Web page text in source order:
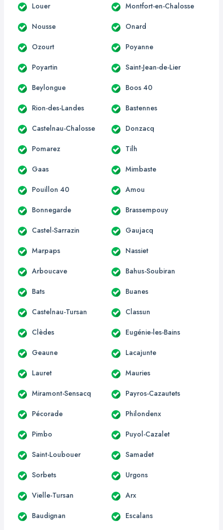
Louer Montfort-en-Chalosse
Nousse Onard
Ozourt Poyanne
Poyartin Saint-Jean-de-Lier
Beylongue Boos 40
Rion-des-Landes Bastennes
Castelnau-Chalosse Donzacq
Pomarez Tilh
Gaas Mimbaste
Pouillon 40 Amou
Bonnegarde Brassempouy
Castel-Sarrazin Gaujacq
Marpaps Nassiet
Arboucave Bahus-Soubiran
Bats Buanes
Castelnau-Tursan Classun
Clèdes Eugénie-les-Bains
Geaune Lacajunte
Lauret Mauries
Miramont-Sensacq Payros-Cazautets
Pécorade Philondenx
Pimbo Puyol-Cazalet
Saint-Loubouer Samadet
Sorbets Urgons
Vielle-Tursan Arx
Baudignan Escalans